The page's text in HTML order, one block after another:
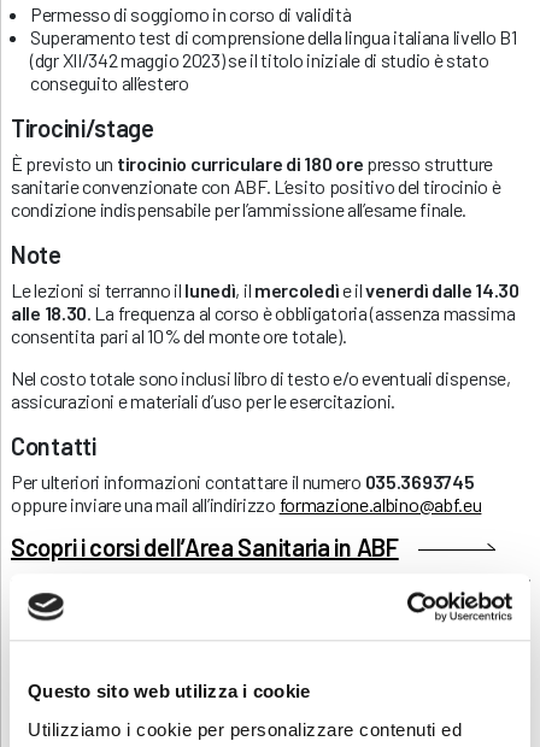
Questo sito web utilizza i cookie
Utilizziamo i cookie per personalizzare contenuti ed
Permesso di soggiorno in corso di validità
Superamento test di comprensione della lingua italiana livello B1
(dgr XII/342 maggio 2023) se il titolo iniziale di studio è stato
conseguito all’estero
Tirocini/stage
È previsto un tirocinio curriculare di 180 ore presso strutture
sanitarie convenzionate con ABF. L’esito positivo del tirocinio è
condizione indispensabile per l’ammissione all’esame finale.
Note
Le lezioni si terranno il lunedì, il mercoledìe ilvenerdì dalle 14.30
alle 18.30 . La frequenza al corso è obbligatoria (assenza massima
consentita pari al 10% del monte ore totale).
Nel costo totale sono inclusi libro di testo e/o eventuali dispense,
assicurazioni e materiali d’uso per le esercitazioni.
Contatti
Per ulteriori informazioni contattare il numero 035.3693745
oppure inviare una mail all’indirizzo formazione.albino@abf.eu
Scopri i corsi dell’Area Sanitaria in ABF
Scarica e condividi la locandina
RICHIEDI INFORMAZIONI